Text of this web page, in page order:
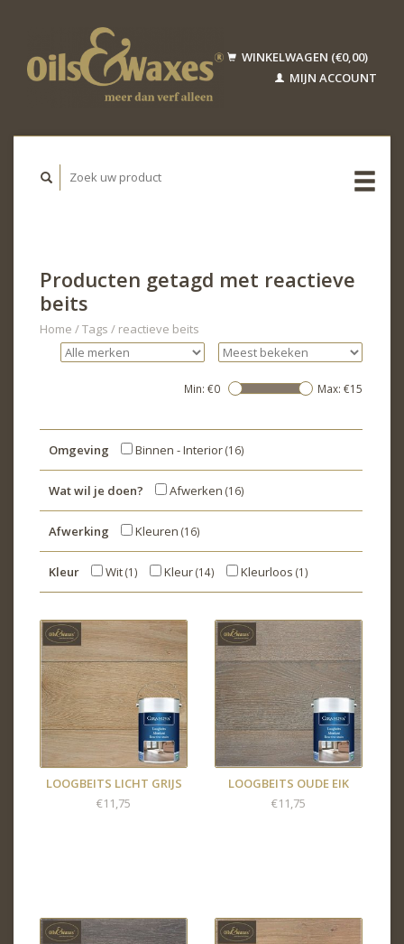
WINKELWAGEN (€0,00)
MIJN ACCOUNT
Producten getagd met reactieve
beits
Home /Tags / reactieve beits
Min: €0 Max: €15
Omgeving Binnen - Interior(16)
Wat wil je doen? Afwerken (16)
Afwerking Kleuren (16)
Kleur Wit(1) Kleur(14) Kleurloos (1)
LOOGBEITS LICHT GRIJS
€11,75
LOOGBEITS OUDE EIK
€11,75